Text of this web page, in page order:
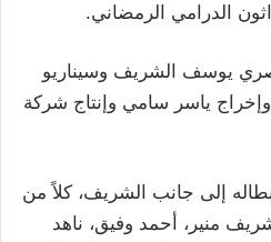
الدرامي الرمضاني.
يوسف الشريف وسيناريو
ياسر سامي وإنتاج شركة
إلى جانب الشريف، كلاً من
منير، أحمد وفيق، ناهد